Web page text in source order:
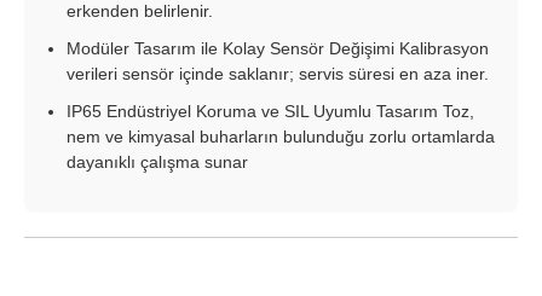
erkenden belirlenir.
Modüler Tasarım ile Kolay Sensör Değişimi Kalibrasyon
verileri sensör içinde saklanır; servis süresi en aza iner.
IP65 Endüstriyel Koruma ve SIL Uyumlu Tasarım Toz,
nem ve kimyasal buharların bulunduğu zorlu ortamlarda
dayanıklı çalışma sunar